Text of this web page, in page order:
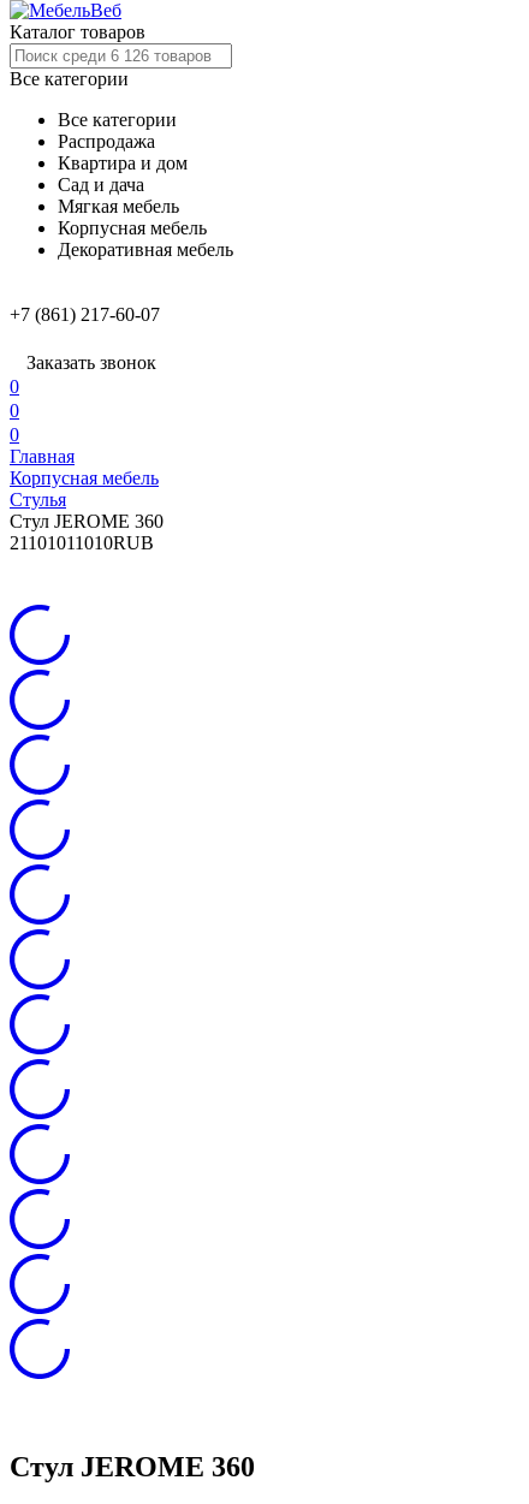
Каталог товаров
Все категории
Все категории
Распродажа
Квартира и дом
Сад и дача
Мягкая мебель
Корпусная мебель
Декоративная мебель
+7 (861) 217-60-07
Заказать звонок
0
0
0
Главная
Корпусная мебель
Стулья
Стул JEROME 360
21101011010RUB
Стул JEROME 360